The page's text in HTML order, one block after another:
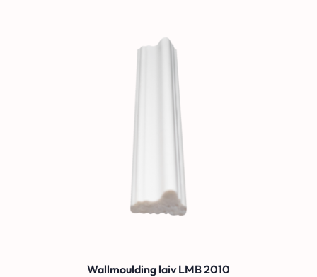
Wallmoulding laiv LMB 2010